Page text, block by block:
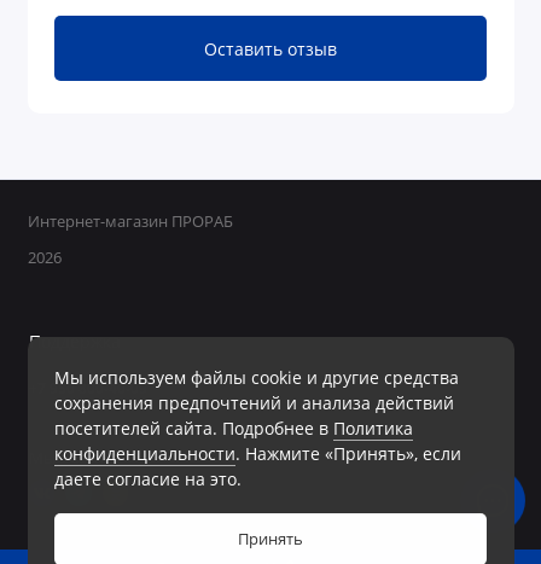
Оставить отзыв
Мы используем файлы cookie и другие средства
сохранения предпочтений и анализа действий
посетителей сайта. Подробнее в Политика
конфиденциальности. Нажмите «Принять», если
даете согласие на это.
Принять
Интернет-магазин ПРОРАБ
2026
Поддержка
+7 950 800-40-09
Ежедневно с 8:00 до 19:00 Без перерывов и выходных
Мы в сети